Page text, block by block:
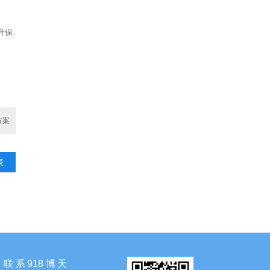
保
案
联系918博天